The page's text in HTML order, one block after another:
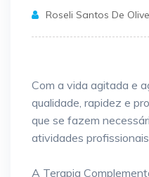
Roseli Santos De
Com a vida agitada e
qualidade, rapidez e
que se fazem
atividades
A Terapia